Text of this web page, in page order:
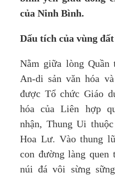
của Ninh Bình.
Dấu tích của vùng
Nằm giữa lòng Quần
An-di sản văn hóa
được Tổ chức Giáo
hóa của Liên hợp
nhận, Thung Ui
Hoa Lư. Vào thung
con đường làng quen
núi đá vôi sừng